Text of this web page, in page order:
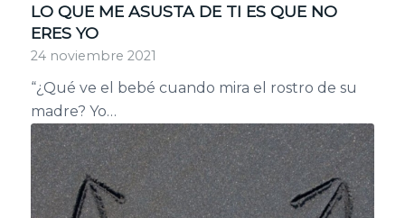
LO QUE ME ASUSTA DE TI ES QUE NO
ERES YO
24 noviembre 2021
“¿Qué ve el bebé cuando mira el rostro de su
madre? Yo…